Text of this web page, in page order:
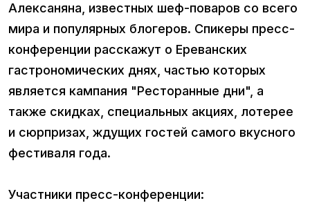
Алексаняна, известных шеф-поваров со всего
мира и популярных блогеров. Спикеры пресс-
конференции расскажут о Ереванских
гастрономических днях, частью которых
является кампания "Ресторанные дни", а
также скидках, специальных акциях, лотерее
и сюрпризах, ждущих гостей самого вкусного
фестиваля года.
Участники пресс-конференции: